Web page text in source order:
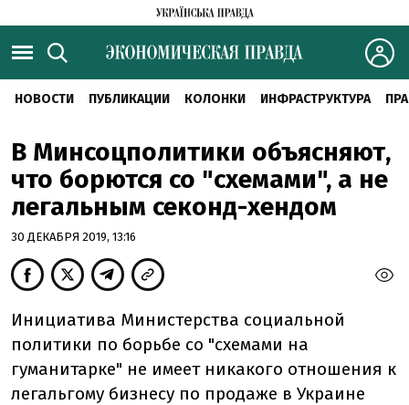
НОВОСТИ ПУБЛИКАЦИИ КОЛОНКИ ИНФРАСТРУКТУРА
В Минсоцполитики объясняют,
что борются со "схемами", а не
легальным секонд-хендом
30 ДЕКАБРЯ 2019, 13:16
Инициатива Министерства социальной
политики по борьбе со "схемами на
гуманитарке" не имеет никакого отношения к
легальгому бизнесу по продаже в Украине